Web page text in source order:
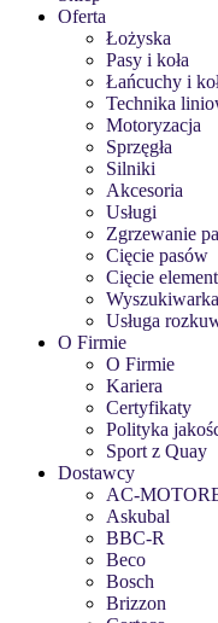
Oferta
Łożyska
Pasy i koła
Łańcuchy i
Technika
Motoryzacja
Sprzęgła
Silniki
Akcesoria
Usługi
Zgrzewanie
Cięcie pasów
Cięcie
Usługa
O Firmie
O Firmie
Kariera
Certyfikaty
Polityka
Sport z Quay
Dostawcy
AC-
Askubal
BBC-R
Beco
Bosch
Brizzon